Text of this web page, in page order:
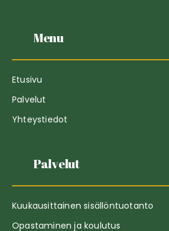
Menu
Etusivu
Palvelut
Yhteystiedot
Palvelut
Kuukausittainen sisällöntuotanto
Opastaminen ja koulutus